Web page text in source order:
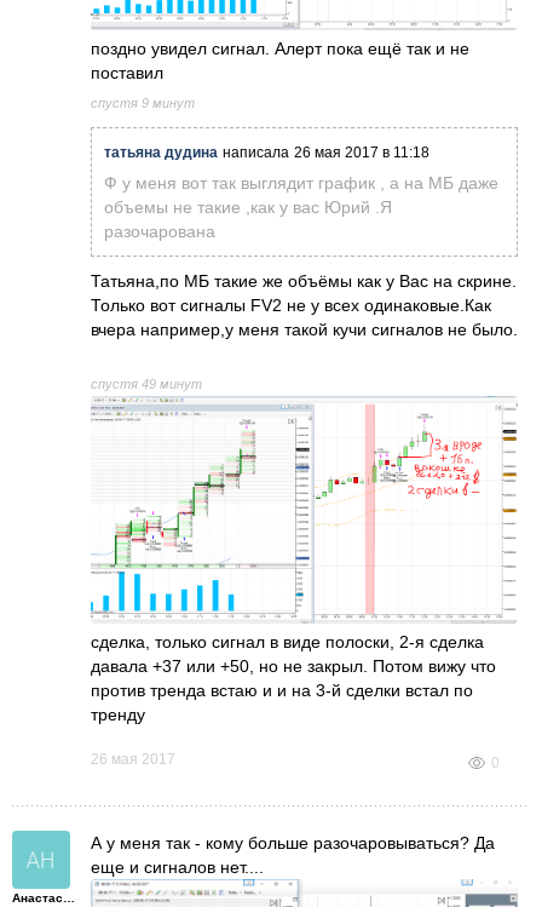
поздно увидел сигнал. Алерт пока ещё так и не
поставил
спустя 9 минут
татьяна дудина написала 26 мая 2017 в 11:18
Ф у меня вот так выглядит график , а на МБ даже
объемы не такие ,как у вас Юрий .Я
разочарована
Татьяна,по МБ такие же объёмы как у Вас на скрине.
Только вот сигналы FV2 не у всех одинаковые.Как
вчера например,у меня такой кучи сигналов не было.
спустя 49 минут
сделка, только сигнал в виде полоски, 2-я сделка
давала +37 или +50, но не закрыл. Потом вижу что
против тренда встаю и и на 3-й сделки встал по
тренду
26 мая 2017 0
А у меня так - кому больше разочаровываться? Да
еще и сигналов нет....